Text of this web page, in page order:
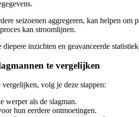
seizoenen aggregeren, kan helpen
kan stroomlijnen.
inzichten en geavanceerde
te vergelijken
volg je deze stappen:
werper als de slagman.
hun eerdere ontmoetingen.